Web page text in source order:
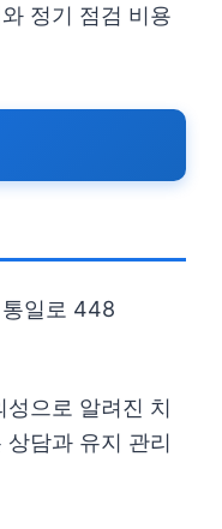
정기 점검 비용
일로 448
으로 알려진 치
담과 유지 관리